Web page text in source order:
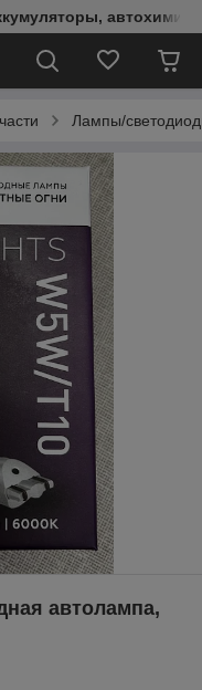
автохимия,
Лампы/
автолампа,